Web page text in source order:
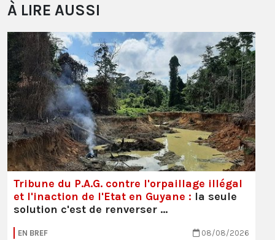
À LIRE AUSSI
Tribune du P.A.G. contre l'orpaillage illégal
et l'inaction de l'Etat en Guyane : la seule
solution c'est de renverser …
EN BREF 08/08/2026